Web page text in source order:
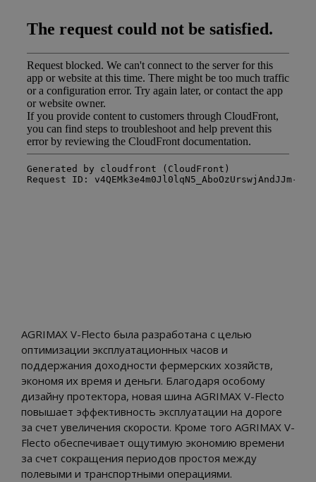
AGRIMAX V-Flecto была разработана с целью
оптимизации эксплуатационных часов и
поддержания доходности фермерских хозяйств,
экономя их время и деньги. Благодаря особому
дизайну протектора, новая шина AGRIMAX V-Flecto
повышает эффективность эксплуатации на дороге
за счет увеличения скорости. Кроме того AGRIMAX V-
Flecto обеспечивает ощутимую экономию времени
за счет сокращения периодов простоя между
полевыми и транспортными операциями.